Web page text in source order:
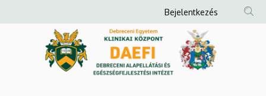
Debreceni
a
Anonim
Felhasználói
fiók
menüje
Bejelentkezés